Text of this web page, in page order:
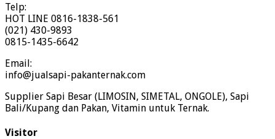
Telp:
HOT LINE 0816-1838-561
(021) 430-9893
0815-1435-6642
Email:
info@jualsapi-pakanternak.com
Supplier Sapi Besar (LIMOSIN, SIMETAL, ONGOLE), Sapi
Bali/Kupang dan Pakan, Vitamin untuk Ternak.
Visitor